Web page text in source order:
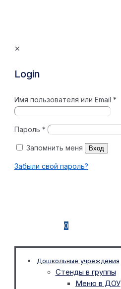
✕
Login
Имя пользователя или Email *
Пароль *
Запомнить меня Вход
Забыли свой пароль?
0
Дошкольные учреждения
Стенды в группы
Меню в ДОУ